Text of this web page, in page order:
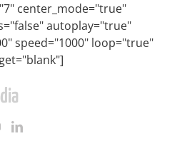
center_mode="true"
autoplay="true"
speed="1000" loop="true"